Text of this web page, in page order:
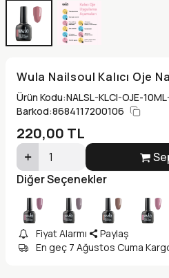
Wula Nailsoul Kalıcı Oje
Ürün Kodu:NALSL-KLCI-OJE-
Barkod:8684117200106
220,00 TL
Diğer Seçenekler
Fiyat Alarmı
Paylaş
En geç 7 Ağustos Cuma